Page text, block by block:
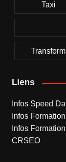
Taxi
Liens
Infos Speed
Infos
Infos
CRSEO